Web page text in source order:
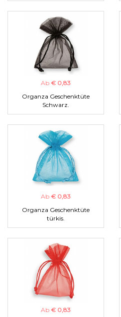
Ab € 0,83
Organza Geschenktüte
Schwarz.
Ab € 0,83
Organza Geschenktüte
türkis.
Ab € 0,83